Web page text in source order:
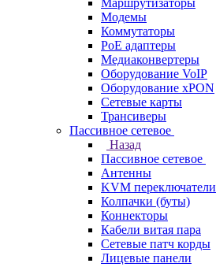
Маршрутизаторы
Модемы
Коммутаторы
PoE адаптеры
Медиаконвертеры
Оборудование VoIP
Оборудование xPON
Сетевые карты
Трансиверы
Пассивное сетевое
Назад
Пассивное сетевое
Антенны
KVM переключатели
Колпачки (буты)
Коннекторы
Кабели витая пара
Сетевые патч корды
Лицевые панели